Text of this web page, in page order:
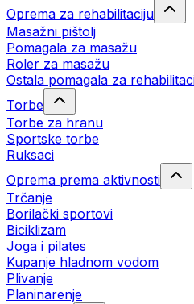
Oprema za rehabilitaciju
Masažni pištolj
Pomagala za masažu
Roler za masažu
Ostala pomagala za
Torbe
Torbe za hranu
Sportske torbe
Ruksaci
Oprema prema aktivnosti
Trčanje
Borilački sportovi
Biciklizam
Joga i pilates
Kupanje hladnom vodom
Plivanje
Planinarenje